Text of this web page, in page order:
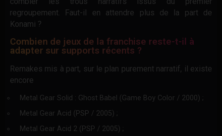
regroupement. Faut-il en attendre plus de la part de
Konami ?
Combien de jeux de la franchise reste-t-il à
adapter sur supports récents ?
Remakes mis à part, sur le plan purement narratif, il existe
encore
Metal Gear Solid : Ghost Babel (Game Boy Color / 2000) ;
Metal Gear Acid (PSP / 2005) ;
Metal Gear Acid 2 (PSP / 2005) ;